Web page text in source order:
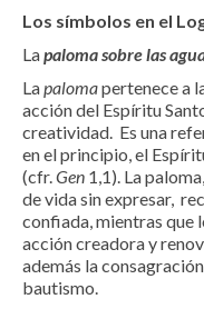
Los símbolos en el
Lapaloma sobre las
Lapalomapertenece a
acción del Espíritu
creatividad. Es una
en el principio, el
(cfr.Gen 1,1). La
de vida sin expresar,
confiada, mientras que
acción creadora y
además la
bautismo.